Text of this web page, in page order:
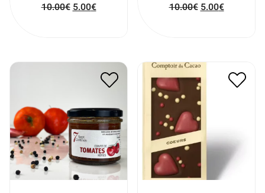
10.00€ 5.00€ 10.00€ 5.00€
RÔTIES
AU LAIT COEUR